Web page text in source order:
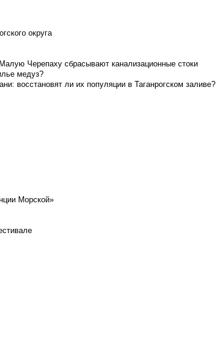
округа
Черепаху сбрасывают канализационные стоки
медуз?
восстановят ли их популяции в Таганрогском заливе?
Морской»